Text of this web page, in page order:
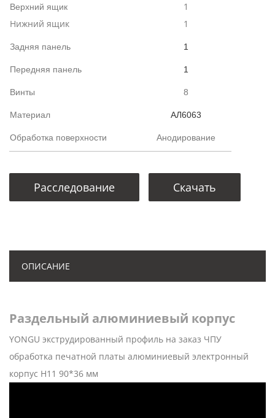
Верхний ящик
Нижний ящик
1
1
Задняя панель 1
Передняя панель 1
Винты 8
Материал АЛ6063
Обработка поверхности Анодирование
Расследование Скачать
ОПИСАНИЕ
Раздельный алюминиевый корпус
YONGU экструдированный профиль на заказ ЧПУ
обработка печатной платы алюминиевый электронный
корпус H11 90*36 мм